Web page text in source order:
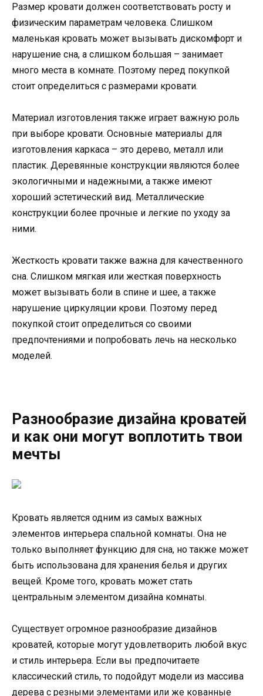
Размер кровати должен соответствовать росту и
физическим параметрам человека. Слишком
маленькая кровать может вызывать дискомфорт и
нарушение сна, а слишком большая – занимает
много места в комнате. Поэтому перед покупкой
стоит определиться с размерами кровати.
Материал изготовления также играет важную роль
при выборе кровати. Основные материалы для
изготовления каркаса – это дерево, металл или
пластик. Деревянные конструкции являются более
экологичными и надежными, а также имеют
хороший эстетический вид. Металлические
конструкции более прочные и легкие по уходу за
ними.
Жесткость кровати также важна для качественного
сна. Слишком мягкая или жесткая поверхность
может вызывать боли в спине и шее, а также
нарушение циркуляции крови. Поэтому перед
покупкой стоит определиться со своими
предпочтениями и попробовать лечь на несколько
моделей.
Разнообразие дизайна кроватей
и как они могут воплотить твои
мечты
Кровать является одним из самых важных
элементов интерьера спальной комнаты. Она не
только выполняет функцию для сна, но также может
быть использована для хранения белья и других
вещей. Кроме того, кровать может стать
центральным элементом дизайна комнаты.
Существует огромное разнообразие дизайнов
кроватей, которые могут удовлетворить любой вкус
и стиль интерьера. Если вы предпочитаете
классический стиль, то подойдут модели из массива
дерева с резными элементами или же кованные